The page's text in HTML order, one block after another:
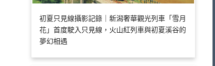
初夏只見線攝影記錄｜新潟奢華觀光列車「雪月
花」首度駛入只見線，火山紅列車與初夏溪谷的
夢幻相遇